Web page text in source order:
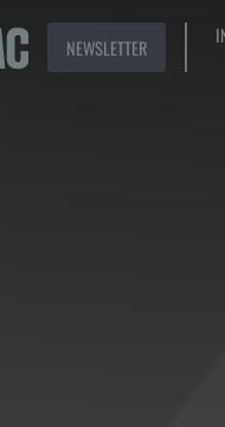
NEWSLETTER